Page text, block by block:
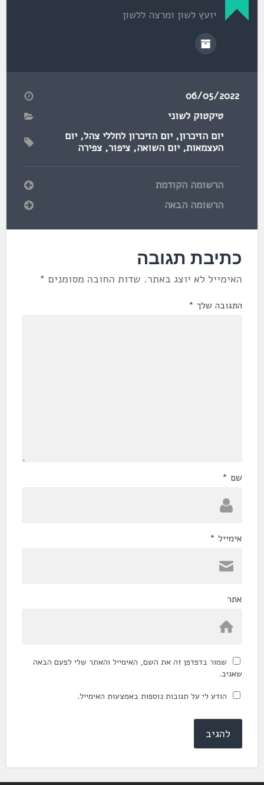
יועץ לשון ומרצה ללשון
06/05/2022
טיקטוק לשוני
יום הזיכרון,יום הזיכרון לחללי צהל,יום
העצמאות,יום השואה,ציפור,צפירה
הרשומה הקודמת
הרשומה הבאה
כתיבת תגובה
האימייל לא יוצג באתר. שדות החובה מסומנים *
התגובה שלך *
שם *
אימייל *
אתר
שמור בדפדפן זה את השם, האימייל והאתר שלי לפעם הבאה
שאגיב.
הודע לי על תגובות נוספות באמצעות האימייל.